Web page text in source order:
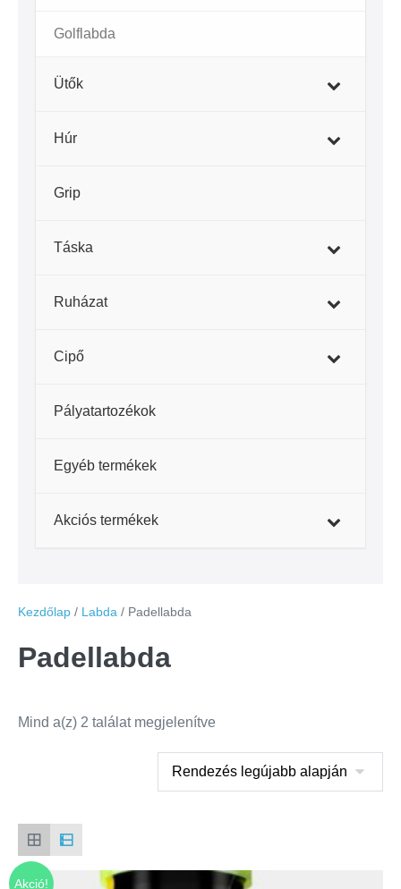
Golflabda
Ütők
Húr
–
Grip
–
Táska
–
Ruházat
–
Cipő
Pályatartozékok
–
Egyéb termékek
–
Akciós termékek
Kezdőlap / Labda / Padellabda
Padellabda
Mind a(z) 2 találat megjelenítve
Akció!